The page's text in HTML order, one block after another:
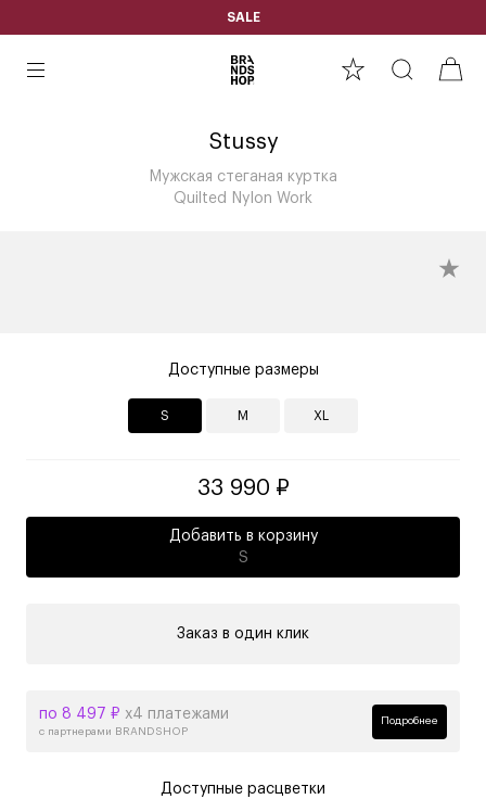
SALE
Stussy
Мужская стеганая куртка
Quilted Nylon Work
Доступные размеры
S M XL
33 990 ₽
Добавить в корзину
S
Заказ в один клик
по 8 497 ₽ х4 платежами
с партнерами BRANDSHOP
Подробнее
Доступные расцветки